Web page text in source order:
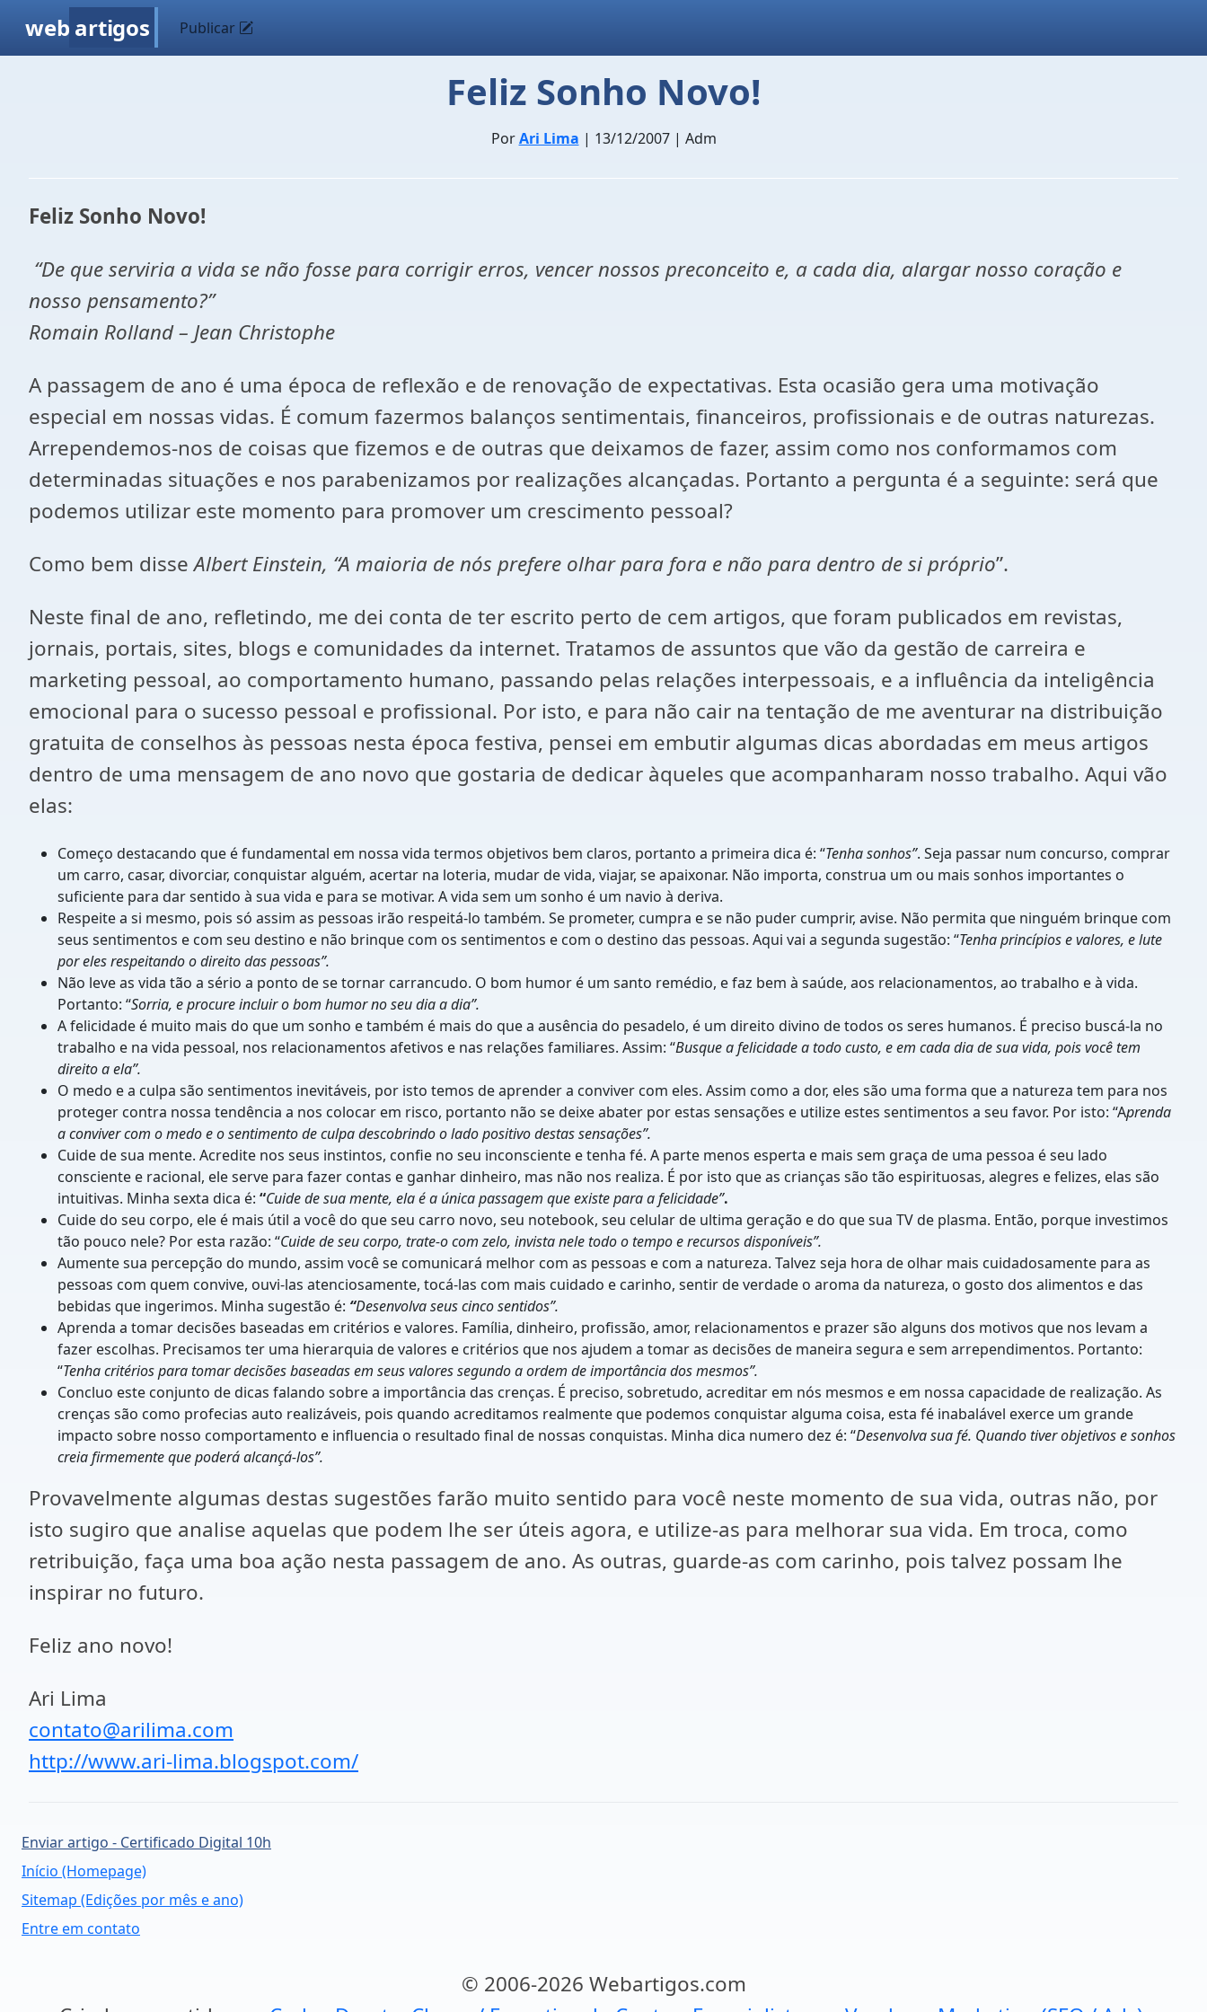
web artigos Publicar
Feliz Sonho Novo!
PorAri Lima | 13/12/2007 | Adm
Feliz Sonho Novo!
“De que serviria a vida se não fosse para corrigir erros, vencer nossos preconceito e, a cada dia, alargar nosso coração e
nosso pensamento?”
Romain Rolland – Jean Christophe
A passagem de ano é uma época de reflexão e de renovação de expectativas. Esta ocasião gera uma motivação
especial em nossas vidas. É comum fazermos balanços sentimentais, financeiros, profissionais e de outras naturezas.
Arrependemos-nos de coisas que fizemos e de outras que deixamos de fazer, assim como nos conformamos com
determinadas situações e nos parabenizamos por realizações alcançadas. Portanto a pergunta é a seguinte: será que
podemos utilizar este momento para promover um crescimento pessoal?
Como bem disseAlbert Einstein, “A maioria de nós prefere olhar para fora e não para dentro de si próprio”.
Neste final de ano, refletindo, me dei conta de ter escrito perto de cem artigos, que foram publicados em revistas,
jornais, portais, sites, blogs e comunidades da internet. Tratamos de assuntos que vão da gestão de carreira e
marketing pessoal, ao comportamento humano, passando pelas relações interpessoais, e a influência da inteligência
emocional para o sucesso pessoal e profissional. Por isto, e para não cair na tentação de me aventurar na distribuição
gratuita de conselhos às pessoas nesta época festiva, pensei em embutir algumas dicas abordadas em meus artigos
dentro de uma mensagem de ano novo que gostaria de dedicar àqueles que acompanharam nosso trabalho. Aqui vão
elas:
Começo destacando que é fundamental em nossa vida termos objetivos bem claros, portanto a primeira dica é: “Tenha sonhos”. Seja passar num concurso, comprar
um carro, casar, divorciar, conquistar alguém, acertar na loteria, mudar de vida, viajar, se apaixonar. Não importa, construa um ou mais sonhos importantes o
suficiente para dar sentido à sua vida e para se motivar. A vida sem um sonho é um navio à deriva.
Respeite a si mesmo, pois só assim as pessoas irão respeitá-lo também. Se prometer, cumpra e se não puder cumprir, avise. Não permita que ninguém brinque com
seus sentimentos e com seu destino e não brinque com os sentimentos e com o destino das pessoas. Aqui vai a segunda sugestão: “Tenha princípios e valores, e lute
por eles respeitando o direito das pessoas”.
Não leve as vida tão a sério a ponto de se tornar carrancudo. O bom humor é um santo remédio, e faz bem à saúde, aos relacionamentos, ao trabalho e à vida.
Portanto: “Sorria, e procure incluir o bom humor no seu dia a dia”.
A felicidade é muito mais do que um sonho e também é mais do que a ausência do pesadelo, é um direito divino de todos os seres humanos. É preciso buscá-la no
trabalho e na vida pessoal, nos relacionamentos afetivos e nas relações familiares. Assim: “Busque a felicidade a todo custo, e em cada dia de sua vida, pois você tem
direito a ela”.
O medo e a culpa são sentimentos inevitáveis, por isto temos de aprender a conviver com eles. Assim como a dor, eles são uma forma que a natureza tem para nos
proteger contra nossa tendência a nos colocar em risco, portanto não se deixe abater por estas sensações e utilize estes sentimentos a seu favor. Por isto: “Aprenda
a conviver com o medo e o sentimento de culpa descobrindo o lado positivo destas sensações”.
Cuide de sua mente. Acredite nos seus instintos, confie no seu inconsciente e tenha fé. A parte menos esperta e mais sem graça de uma pessoa é seu lado
consciente e racional, ele serve para fazer contas e ganhar dinheiro, mas não nos realiza. É por isto que as crianças são tão espirituosas, alegres e felizes, elas são
intuitivas. Minha sexta dica é: “Cuide de sua mente, ela é a única passagem que existe para a felicidade”.
Cuide do seu corpo, ele é mais útil a você do que seu carro novo, seu notebook, seu celular de ultima geração e do que sua TV de plasma. Então, porque investimos
tão pouco nele? Por esta razão: “Cuide de seu corpo, trate-o com zelo, invista nele todo o tempo e recursos disponíveis”.
Aumente sua percepção do mundo, assim você se comunicará melhor com as pessoas e com a natureza. Talvez seja hora de olhar mais cuidadosamente para as
pessoas com quem convive, ouvi-las atenciosamente, tocá-las com mais cuidado e carinho, sentir de verdade o aroma da natureza, o gosto dos alimentos e das
bebidas que ingerimos. Minha sugestão é: “Desenvolva seus cinco sentidos”.
Aprenda a tomar decisões baseadas em critérios e valores. Família, dinheiro, profissão, amor, relacionamentos e prazer são alguns dos motivos que nos levam a
fazer escolhas. Precisamos ter uma hierarquia de valores e critérios que nos ajudem a tomar as decisões de maneira segura e sem arrependimentos. Portanto:
“Tenha critérios para tomar decisões baseadas em seus valores segundo a ordem de importância dos mesmos”.
Concluo este conjunto de dicas falando sobre a importância das crenças. É preciso, sobretudo, acreditar em nós mesmos e em nossa capacidade de realização. As
crenças são como profecias auto realizáveis, pois quando acreditamos realmente que podemos conquistar alguma coisa, esta fé inabalável exerce um grande
impacto sobre nosso comportamento e influencia o resultado final de nossas conquistas. Minha dica numero dez é: “Desenvolva sua fé. Quando tiver objetivos e sonhos
creia firmemente que poderá alcançá-los”.
Provavelmente algumas destas sugestões farão muito sentido para você neste momento de sua vida, outras não, por
isto sugiro que analise aquelas que podem lhe ser úteis agora, e utilize-as para melhorar sua vida. Em troca, como
retribuição, faça uma boa ação nesta passagem de ano. As outras, guarde-as com carinho, pois talvez possam lhe
inspirar no futuro.
Feliz ano novo!
Ari Lima
contato@arilima.com
http://www.ari-lima.blogspot.com/
Enviar artigo - Certificado Digital 10h
Início (Homepage)
Sitemap (Edições por mês e ano)
Entre em contato
© 2006-2026 Webartigos.com